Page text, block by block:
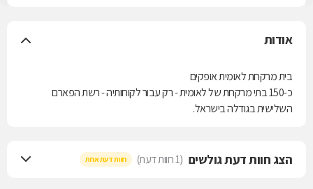
אודות
בית מרקחת לאומית אופקים
כ-150 בתי מרקחת של לאומית - רק עבור לקוחותיה - רשת הפארם
השלישית בגודלה בישראל.
הצג חוות דעת גולשים (1 חוות דעת) חוות דעת אחת